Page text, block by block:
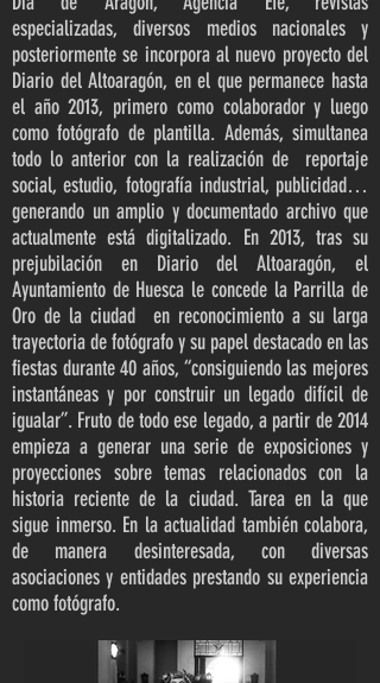
especializadas, diversos medios nacionales y
posteriormente se incorpora al nuevo proyecto del
Diario del Altoaragón, en el que permanece hasta
el año 2013, primero como colaborador y luego
como fotógrafo de plantilla. Además, simultanea
todo lo anterior con la realización de reportaje
social, estudio, fotografía industrial, publicidad…
generando un amplio y documentado archivo que
actualmente está digitalizado. En 2013, tras su
prejubilación en Diario del Altoaragón, el
Ayuntamiento de Huesca le concede la Parrilla de
Oro de la ciudad en reconocimiento a su larga
trayectoria de fotógrafo y su papel destacado en las
fiestas durante 40 años, “consiguiendo las mejores
instantáneas y por construir un legado difícil de
igualar”. Fruto de todo ese legado, a partir de 2014
empieza a generar una serie de exposiciones y
proyecciones sobre temas relacionados con la
historia reciente de la ciudad. Tarea en la que
sigue inmerso. En la actualidad también colabora,
de manera desinteresada, con diversas
asociaciones y entidades prestando su experiencia
como fotógrafo.